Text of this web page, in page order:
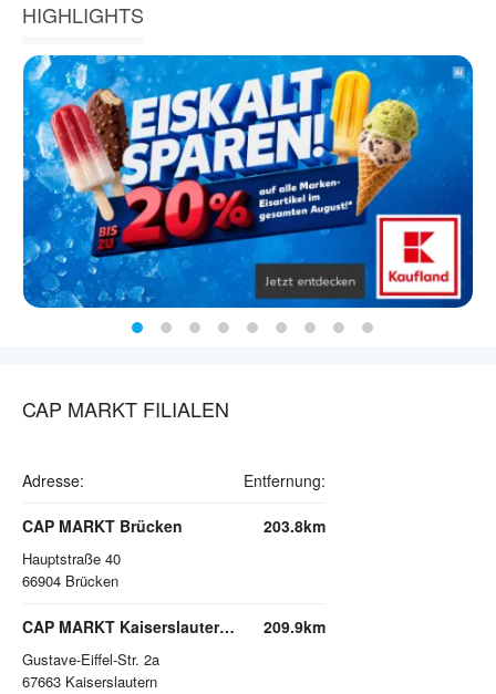
HIGHLIGHTS
CAP MARKT FILIALEN
Adresse: Entfernung:
CAP MARKT Brücken
Hauptstraße 40
66904 Brücken
203.8km
CAP MARKT Kaiserslautern-Bahnheim
Gustave-Eiffel-Str. 2a
67663 Kaiserslautern
209.9km